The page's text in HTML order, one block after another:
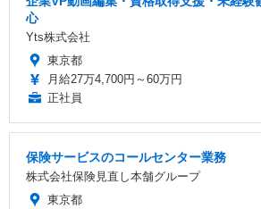
心
Yts株式会社
東京都
月給27万4,700円～60万円
正社員
保険サービスのコールセンター業務
株式会社保険見直し本舗グループ
東京都